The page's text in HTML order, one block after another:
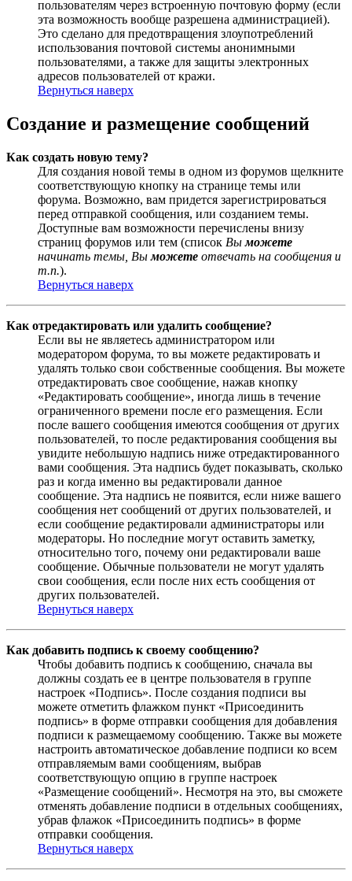
пользователям через встроенную почтовую форму (если
эта возможность вообще разрешена администрацией).
Это сделано для предотвращения злоупотреблений
использования почтовой системы анонимными
пользователями, а также для защиты электронных
адресов пользователей от кражи.
Вернуться наверх
Создание и размещение сообщений
Как создать новую тему?
Для создания новой темы в одном из форумов щелкните
соответствующую кнопку на странице темы или
форума. Возможно, вам придется зарегистрироваться
перед отправкой сообщения, или созданием темы.
Доступные вам возможности перечислены внизу
страниц форумов или тем (список Выможете
начинать темы, Выможете отвечать на сообщения и
т.п.).
Вернуться наверх
Как отредактировать или удалить сообщение?
Если вы не являетесь администратором или
модератором форума, то вы можете редактировать и
удалять только свои собственные сообщения. Вы можете
отредактировать свое сообщение, нажав кнопку
«Редактировать сообщение», иногда лишь в течение
ограниченного времени после его размещения. Если
после вашего сообщения имеются сообщения от других
пользователей, то после редактирования сообщения вы
увидите небольшую надпись ниже отредактированного
вами сообщения. Эта надпись будет показывать, сколько
раз и когда именно вы редактировали данное
сообщение. Эта надпись не появится, если ниже вашего
сообщения нет сообщений от других пользователей, и
если сообщение редактировали администраторы или
модераторы. Но последние могут оставить заметку,
относительно того, почему они редактировали ваше
сообщение. Обычные пользователи не могут удалять
свои сообщения, если после них есть сообщения от
других пользователей.
Вернуться наверх
Как добавить подпись к своему сообщению?
Чтобы добавить подпись к сообщению, сначала вы
должны создать ее в центре пользователя в группе
настроек «Подпись». После создания подписи вы
можете отметить флажком пункт «Присоединить
подпись» в форме отправки сообщения для добавления
подписи к размещаемому сообщению. Также вы можете
настроить автоматическое добавление подписи ко всем
отправляемым вами сообщениям, выбрав
соответствующую опцию в группе настроек
«Размещение сообщений». Несмотря на это, вы сможете
отменять добавление подписи в отдельных сообщениях,
убрав флажок «Присоединить подпись» в форме
отправки сообщения.
Вернуться наверх